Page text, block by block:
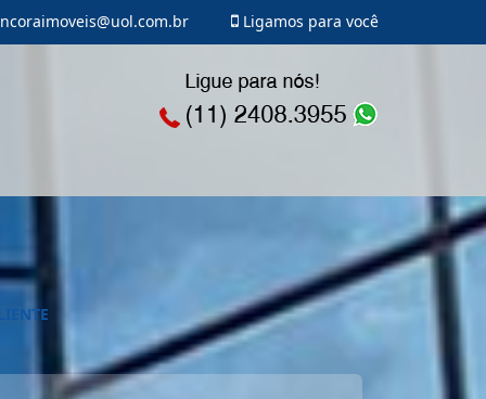
Ligamos para você